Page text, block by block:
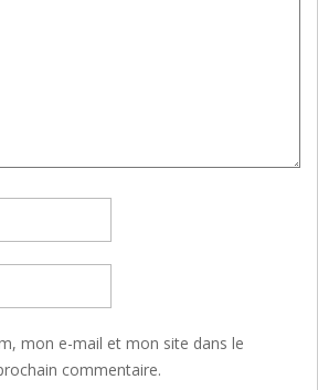
mon e-mail et mon site dans le
commentaire.